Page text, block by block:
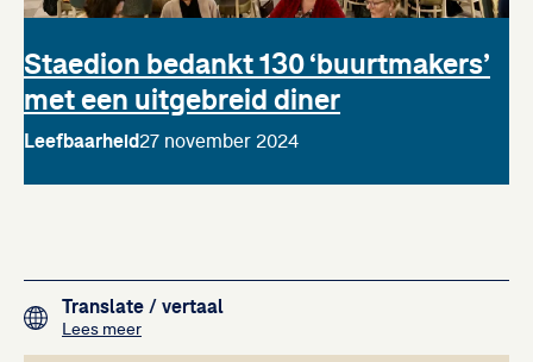
Staedion bedankt 130 ‘buurtmakers’
met een uitgebreid diner
Leefbaarheid27 november 2024
Translate / vertaal
Lees meerover het vertalen van de teksten op deze website